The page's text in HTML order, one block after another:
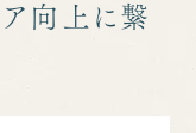
向上に繋